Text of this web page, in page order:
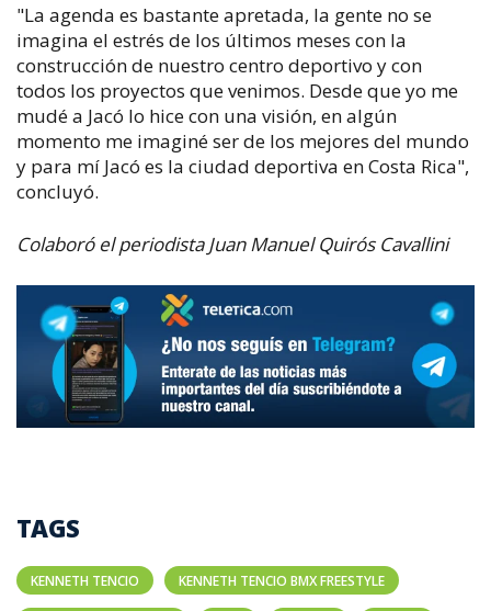
"La agenda es bastante apretada, la gente no se
imagina el estrés de los últimos meses con la
construcción de nuestro centro deportivo y con
todos los proyectos que venimos. Desde que yo me
mudé a Jacó lo hice con una visión, en algún
momento me imaginé ser de los mejores del mundo
y para mí Jacó es la ciudad deportiva en Costa Rica",
concluyó.
Colaboró el periodista Juan Manuel Quirós Cavallini
TAGS
KENNETH TENCIO KENNETH TENCIO BMX FREESTYLE